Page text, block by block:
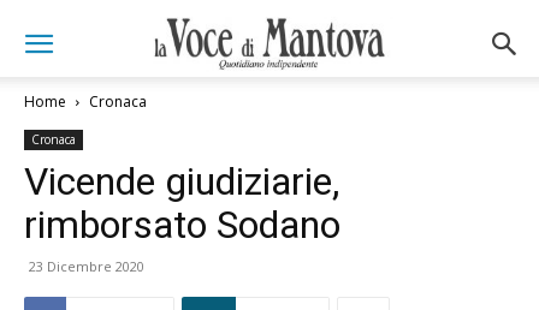
Home Cronaca
Cronaca
Vicende giudiziarie,
rimborsato Sodano
23 Dicembre 2020